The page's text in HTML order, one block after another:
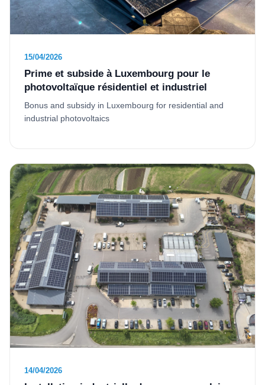
15/04/2026
Prime et subside à Luxembourg pour le
photovoltaïque résidentiel et industriel
Bonus and subsidy in Luxembourg for residential and
industrial photovoltaics
14/04/2026